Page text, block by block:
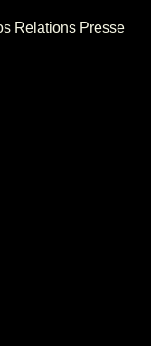
Relations Presse